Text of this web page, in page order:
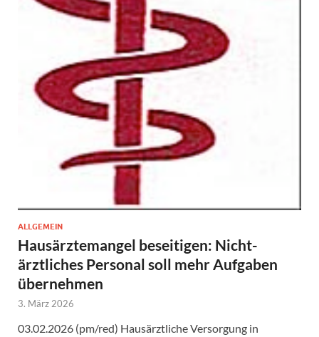
ALLGEMEIN
Hausärztemangel beseitigen: Nicht-
ärztliches Personal soll mehr Aufgaben
übernehmen
3. März 2026
03.02.2026 (pm/red) Hausärztliche Versorgung in